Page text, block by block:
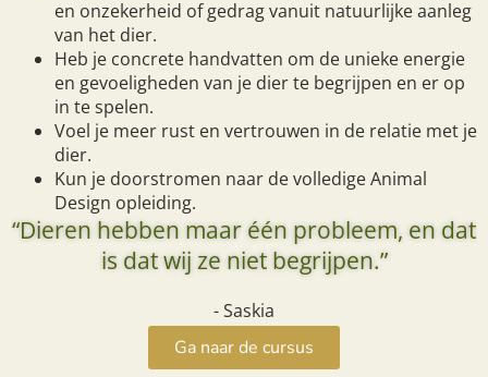
en onzekerheid of gedrag vanuit natuurlijke aanleg
van het dier.
Heb je concrete handvatten om de unieke energie
en gevoeligheden van je dier te begrijpen en er op
in te spelen.
Voel je meer rust en vertrouwen in de relatie met je
dier.
Kun je doorstromen naar de volledige Animal
Design opleiding.
“Dieren hebben maar één probleem, en dat
is dat wij ze niet begrijpen.”
- Saskia
Ga naar de cursus